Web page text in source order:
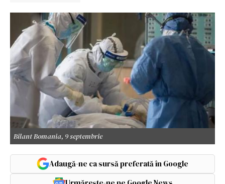
Bilant Bomania, 9 septembrie
Adaugă-ne ca sursă preferată în Google